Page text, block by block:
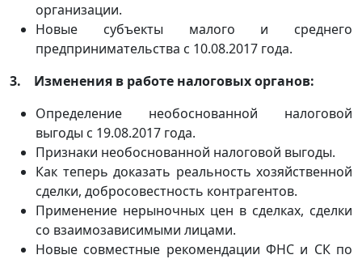
организации.
Новые субъекты малого и среднего
предпринимательства с 10.08.2017 года.
3. Изменения в работе налоговых органов:
Определение необоснованной налоговой
выгоды с 19.08.2017 года.
Признаки необоснованной налоговой выгоды.
Как теперь доказать реальность хозяйственной
сделки, добросовестность контрагентов.
Применение нерыночных цен в сделках, сделки
со взаимозависимыми лицами.
Новые совместные рекомендации ФНС и СК по